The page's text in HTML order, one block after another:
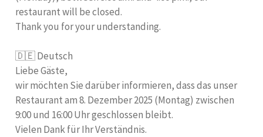
restaurant will be closed.
Thank you for your understanding.
🇩🇪 Deutsch
Liebe Gäste,
wir möchten Sie darüber informieren, dass das unser
Restaurant am 8. Dezember 2025 (Montag) zwischen
9:00 und 16:00 Uhr geschlossen bleibt.
Vielen Dank für Ihr Verständnis.